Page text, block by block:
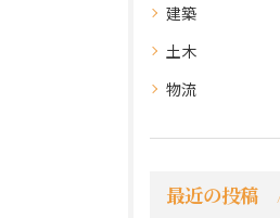
建築
土木
物流
最近の投稿